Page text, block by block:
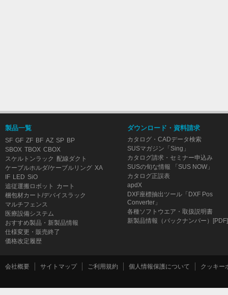
製品一覧
SF GF ZF BF AZ SP BP
SBOX TBOX CBOX
スケルトンラック 配線ダクト
ケーブルホルダ/ケーブルリング XA
IF LED SiO
追従運搬ロボット
カート
梱包材カート/デバイスラック
マルチフェンス
医療設備システム
おすすめ製品・新製品情報
仕様変更・販売終了
価格改定履歴
ダウンロード・資料請求
カタログ・CADデータ検索
SUSマガジン「Sing」
カタログ請求・セミナー申込み
SUSの旬な情報 「SUS NOW」
カタログ正誤表
apdX
DXF座標抽出ツール「DXF Pos
Converter」
各種ソフトウエア・取扱説明書
新製品情報（バックナンバー）[PDF]
会社概要 サイトマップ ご利用規約 個人情報保護について クッキー